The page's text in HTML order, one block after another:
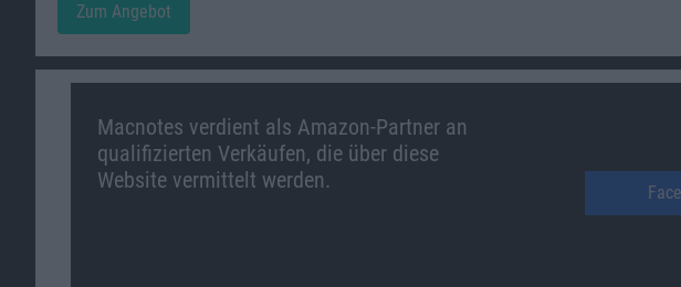
Zum Angebot
Macnotes verdient als Amazon-Partner an
qualifizierten Verkäufen, die über diese
Website vermittelt werden.